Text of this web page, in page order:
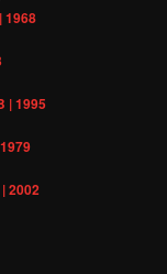
1968
| 1995
2002